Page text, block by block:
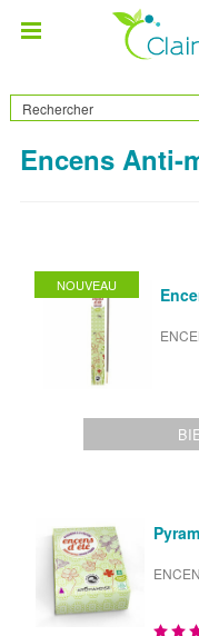
Encens Anti-
NOUVEAU